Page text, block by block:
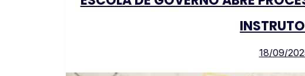
18/09/